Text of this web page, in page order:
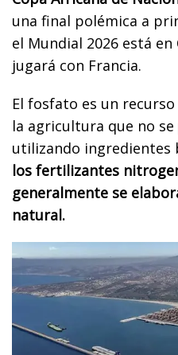
una final polémica a
el Mundial 2026 está
jugará con Francia.
El fosfato es un
la agricultura que no
utilizando ingredientes
los fertilizantes
generalmente se
natural.